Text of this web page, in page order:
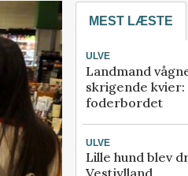
MEST LÆSTE
ULVE
Landmand
skrigende kvier:
foderbordet
ULVE
Lille hund blev
Vestjylland